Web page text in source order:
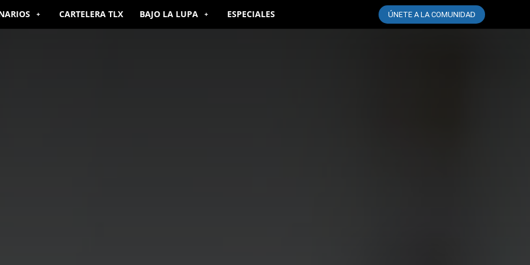
CARTELERA TLX BAJO LA LUPA ESPECIALES ÚNETE A LA COMUNIDAD